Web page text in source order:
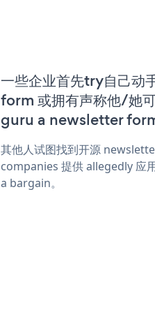
一些企业首先try自己
form 或拥有声称他/她
guru a newsletter
其他人试图找到开源
companies 提供 allegedly
a bargain。